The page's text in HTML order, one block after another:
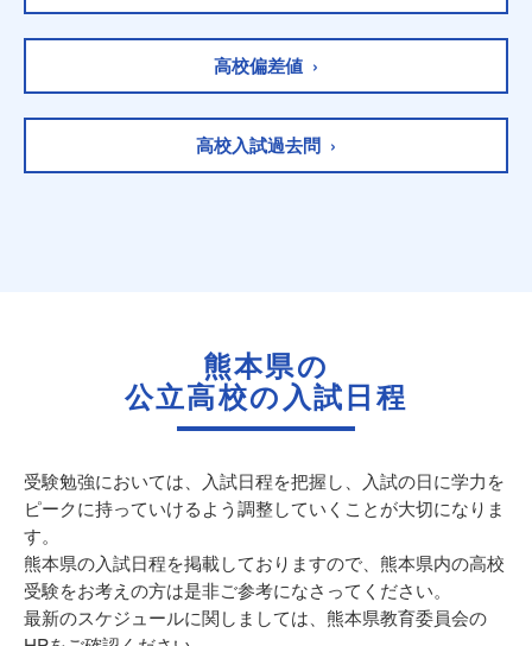
高校偏差値 ›
高校入試過去問 ›
熊本県の
公立高校の入試日程
受験勉強においては、入試日程を把握し、入試の日に学力を
ピークに持っていけるよう調整していくことが大切になりま
す。
熊本県の入試日程を掲載しておりますので、熊本県内の高校
受験をお考えの方は是非ご参考になさってください。
最新のスケジュールに関しましては、 熊本県教育委員会の